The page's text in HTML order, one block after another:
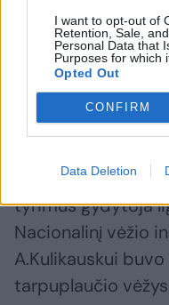
I want to opt-out of
Retention, Sale,
Personal Data that
Purposes for which
Opted Out
CONFIRM
Data Deletion
„Kosulys buvo
prisimindamas
neprarado
ir vienas Dainos
kabineto duris,
tyrimus gydytoja
Nacionalinį vėžio
A.Kulikauskui
tarpuplaučio